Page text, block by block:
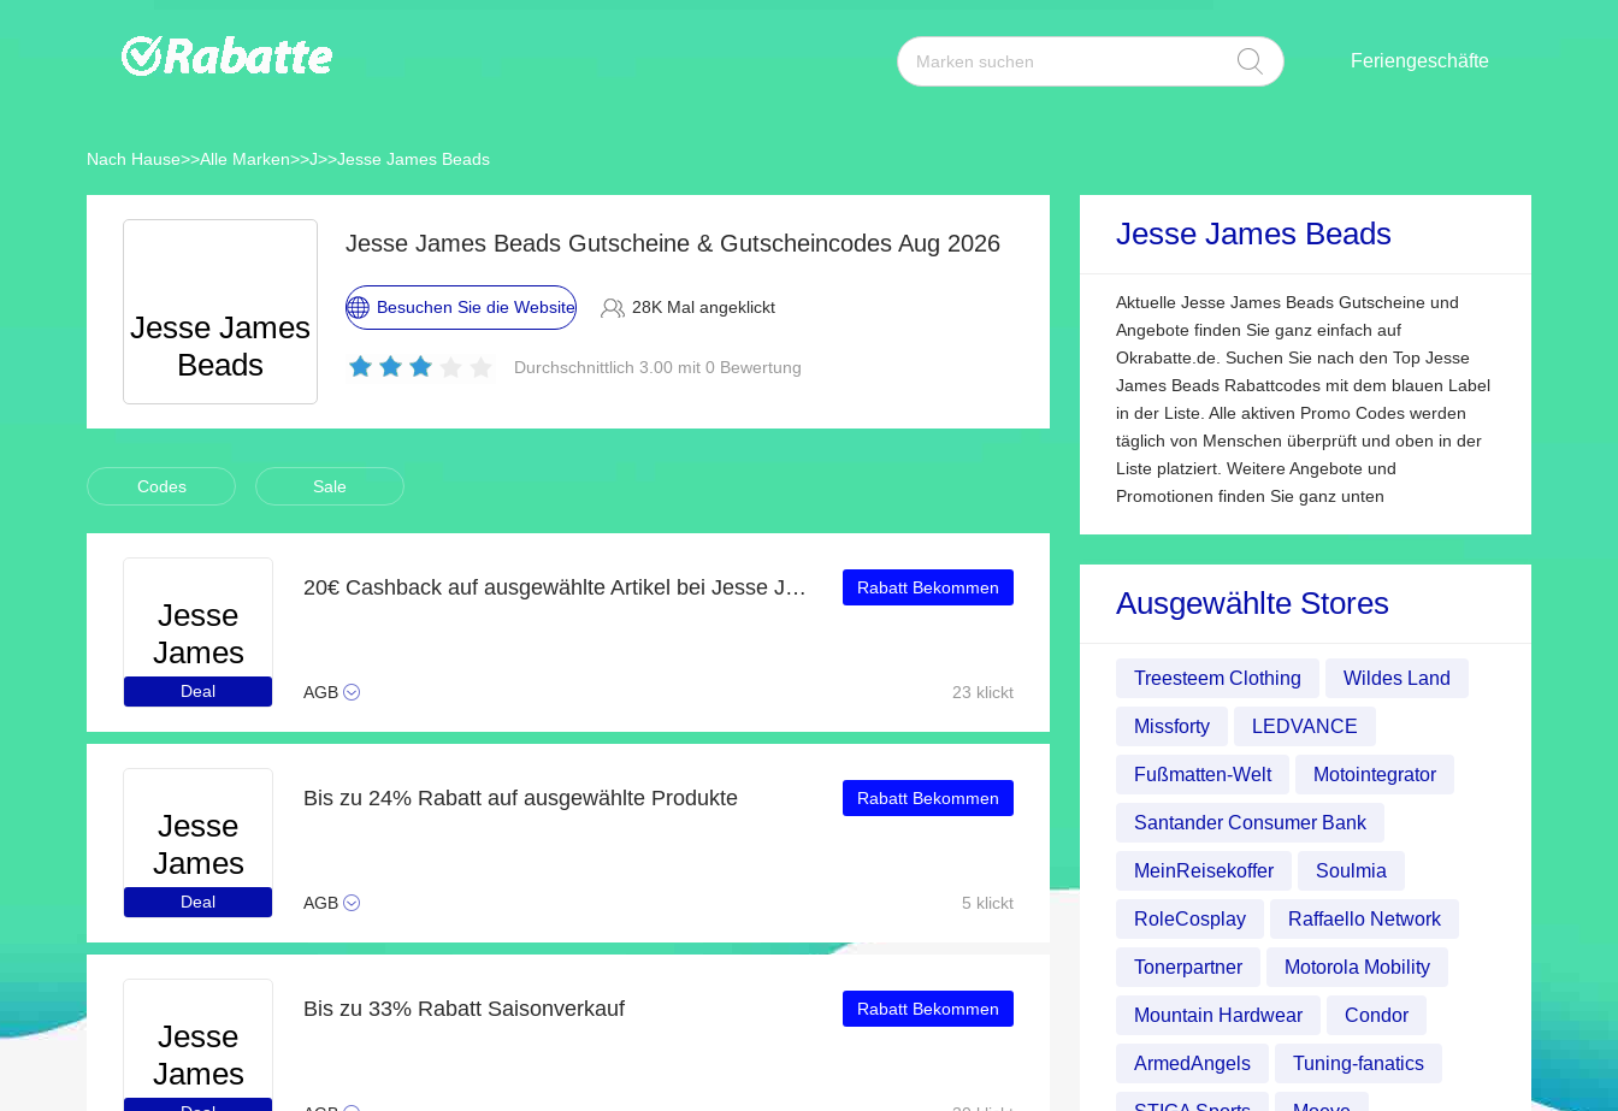
Feriengeschäfte
Nach Hause>>Alle Marken>>J>>Jesse James Beads
Jesse James
Beads
Jesse James Beads Gutscheine & Gutscheincodes Aug 2026
Besuchen Sie die Website 28K Mal angeklickt
Durchschnittlich 3.00 mit 0 Bewertung
Codes Sale
Jesse
James
Beads
Deal
20€ Cashback auf ausgewählte Artikel bei Jesse James Beads
AGB
Rabatt Bekommen
23 klickt
Jesse
James
Beads
Deal
Bis zu 24% Rabatt auf ausgewählte Produkte
AGB
Rabatt Bekommen
5 klickt
Jesse
James
Bis zu 33% Rabatt Saisonverkauf Rabatt Bekommen
Jesse James Beads
Aktuelle Jesse James Beads Gutscheine und
Angebote finden Sie ganz einfach auf
Okrabatte.de. Suchen Sie nach den Top Jesse
James Beads Rabattcodes mit dem blauen Label
in der Liste. Alle aktiven Promo Codes werden
täglich von Menschen überprüft und oben in der
Liste platziert. Weitere Angebote und
Promotionen finden Sie ganz unten
Ausgewählte Stores
Treesteem Clothing Wildes Land
Missforty LEDVANCE
Fußmatten-Welt Motointegrator
Santander Consumer Bank
MeinReisekoffer Soulmia
RoleCosplay Raffaello Network
Tonerpartner Motorola Mobility
Mountain Hardwear Condor
ArmedAngels Tuning-fanatics